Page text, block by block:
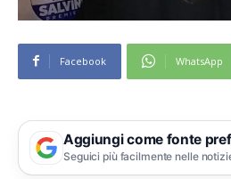
Facebook WhatsApp
Aggiungi come fonte
Seguici più facilmente nelle